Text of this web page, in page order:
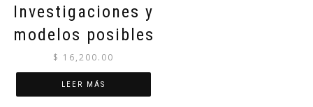
Investigaciones y
modelos posibles
$ 16,200.00
LEER MÁS